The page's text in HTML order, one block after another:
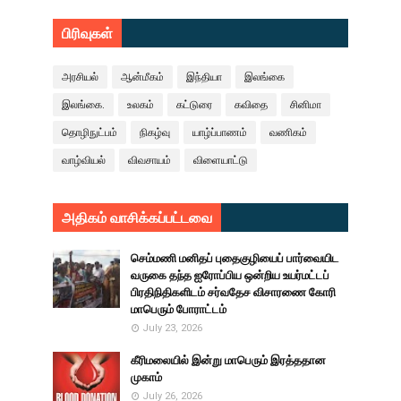
பிரிவுகள்
அரசியல் ஆன்மீகம் இந்தியா இலங்கை
இலங்கை. உலகம் கட்டுரை கவிதை சினிமா
தொழிநுட்பம் நிகழ்வு யாழ்ப்பாணம் வணிகம்
வாழ்வியல் விவசாயம் விளையாட்டு
அதிகம் வாசிக்கப்பட்டவை
செம்மணி மனிதப் புதைகுழியைப் பார்வையிட
வருகை தந்த ஐரோப்பிய ஒன்றிய உயர்மட்டப்
பிரதிநிதிகளிடம் சர்வதேச விசாரணை கோரி
மாபெரும் போராட்டம்
July 23, 2026
கீரிமலையில் இன்று மாபெரும் இரத்ததான
முகாம்
July 26, 2026